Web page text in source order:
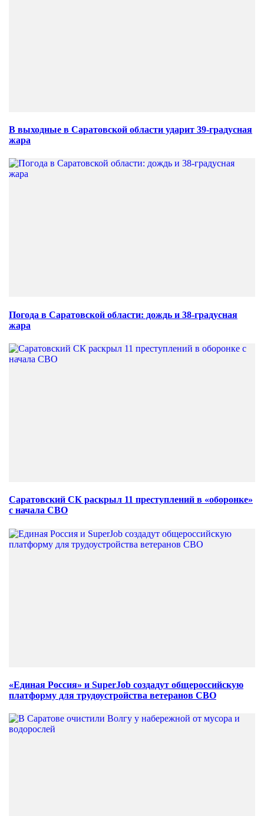
В выходные в Саратовской области ударит 39-градусная
жара
Погода в Саратовской области: дождь и 38-градусная
жара
Саратовский СК раскрыл 11 преступлений в «оборонке»
с начала СВО
«Единая Россия» и SuperJob создадут общероссийскую
платформу для трудоустройства ветеранов СВО